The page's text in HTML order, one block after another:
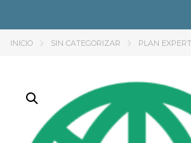
INICIO SIN CATEGORIZAR PLAN EXPERT